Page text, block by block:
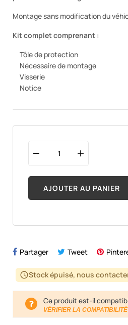
Montage sans modification du
Kit complet comprenant :
Tôle de protection
Nécessaire de montage
Visserie
Notice
AJOUTER AU PANIER
Partager Tweet
scheduleStock épuisé, nous
Ce produit est-il
VÉRIFIER LA COMPATIBILITÉ